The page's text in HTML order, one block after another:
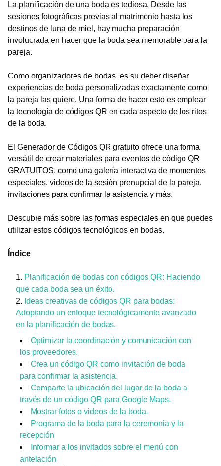
La planificación de una boda es tediosa. Desde las
sesiones fotográficas previas al matrimonio hasta los
destinos de luna de miel, hay mucha preparación
involucrada en hacer que la boda sea memorable para la
pareja.
Como organizadores de bodas, es su deber diseñar
experiencias de boda personalizadas exactamente como
la pareja las quiere. Una forma de hacer esto es emplear
la tecnología de códigos QR en cada aspecto de los ritos
de la boda.
El Generador de Códigos QR gratuito ofrece una forma
versátil de crear materiales para eventos de código QR
GRATUITOS, como una galería interactiva de momentos
especiales, videos de la sesión prenupcial de la pareja,
invitaciones para confirmar la asistencia y más.
Descubre más sobre las formas especiales en que puedes
utilizar estos códigos tecnológicos en bodas.
Índice
Planificación de bodas con códigos QR: Haciendo
que cada boda sea un éxito.
Ideas creativas de códigos QR para bodas:
Adoptando un enfoque tecnológicamente avanzado
en la planificación de bodas.
Optimizar la coordinación y comunicación con
los proveedores.
Crea un código QR como invitación de boda
para confirmar la asistencia.
Comparte la ubicación del lugar de la boda a
través de un código QR para Google Maps.
Mostrar fotos o videos de la boda.
Programa de la boda para la ceremonia y la
recepción
Informar a los invitados sobre el menú con
antelación